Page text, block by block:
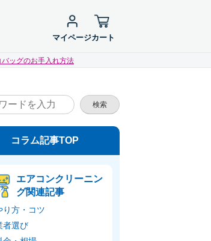
マイページカート
ッグのお手入れ方法
検索
コラム記事TOP
エアコンクリーニン
グ関連記事
り方・コツ
者選び